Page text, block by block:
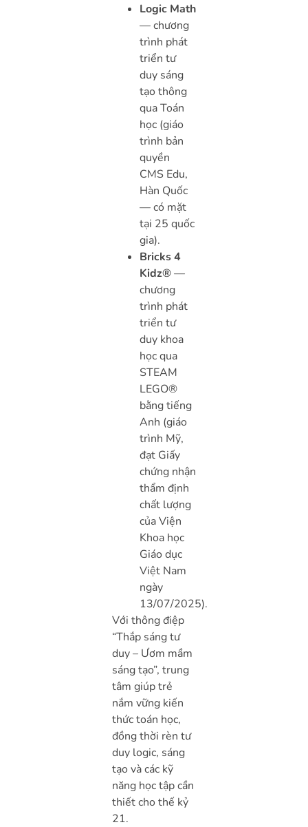
Logic Math
— chương
trình phát
triển tư
duy sáng
tạo thông
qua Toán
học (giáo
trình bản
quyền
CMS Edu,
Hàn Quốc
— có mặt
tại 25 quốc
gia).
Bricks 4
Kidz®—
chương
trình phát
triển tư
duy khoa
học qua
STEAM
LEGO®
bằng tiếng
Anh (giáo
trình Mỹ,
đạt Giấy
chứng nhận
thẩm định
chất lượng
của Viện
Khoa học
Giáo dục
Việt Nam
ngày
13/07/2025).
Với thông điệp
“Thắp sáng tư
duy – Ươm mầm
sáng tạo”, trung
tâm giúp trẻ
nắm vững kiến
thức toán học,
đồng thời rèn tư
duy logic, sáng
tạo và các kỹ
năng học tập cần
thiết cho thế kỷ
21.